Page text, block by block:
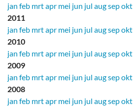
jan feb mrtapr mei jun jul augsepokt
2011
jan feb mrtapr mei jun jul augsepokt
2010
jan feb mrtapr mei jun jul augsepokt
2009
jan feb mrtapr mei jun jul augsepokt
2008
jan feb mrtapr mei jun jul augsepokt